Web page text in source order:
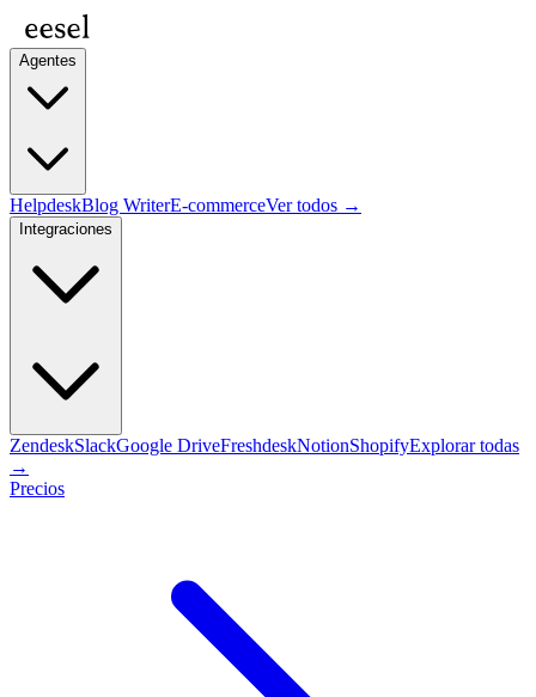
Agentes
HelpdeskBlog WriterE-commerceVer todos →
Integraciones
ZendeskSlackGoogle DriveFreshdeskNotionShopifyExplorar todas
→
Precios